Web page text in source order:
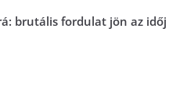
brutális fordulat jön az időj